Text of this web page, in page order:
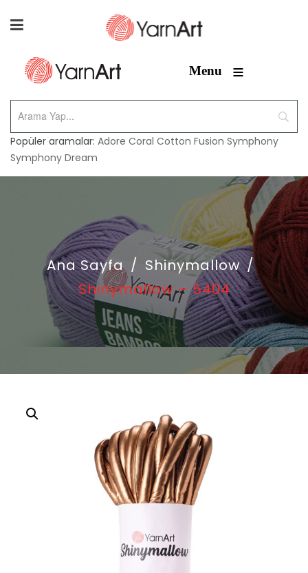
Menu ≡
Popüler aramalar: Adore Coral Cotton Fusion Symphony
Symphony Dream
Ana Sayfa / Shinymallow /
Shinymallow – 5404